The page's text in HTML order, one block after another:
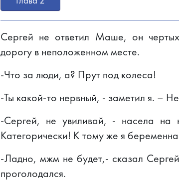
Сергей не ответил Маше, он
дорогу в неположенном месте.
-Что за люди, а? Прут под колеса!
-Ты какой-то нервный, - заметил я. –
-Сергей, не увиливай, - насела на
Категорически! К тому же я
-Ладно, мжм не будет,- сказал
проголодался.